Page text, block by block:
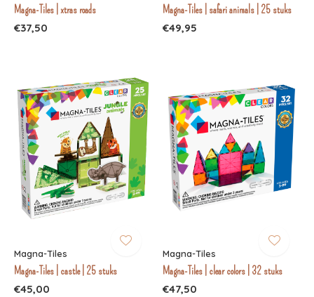
Magna-Tiles | xtras roads
€37,50
Magna-Tiles | safari animals | 25 stuks
€49,95
Magna-Tiles
Magna-Tiles | castle | 25 stuks
€45,00
Magna-Tiles
Magna-Tiles | clear colors | 32 stuks
€47,50